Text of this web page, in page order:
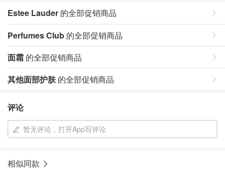
Estee Lauder 的全部促销商品
Perfumes Club 的全部促销商品
面霜 的全部促销商品
其他面部护肤的全部促销商品
评论
暂无评论，打开App写评论
相似同款